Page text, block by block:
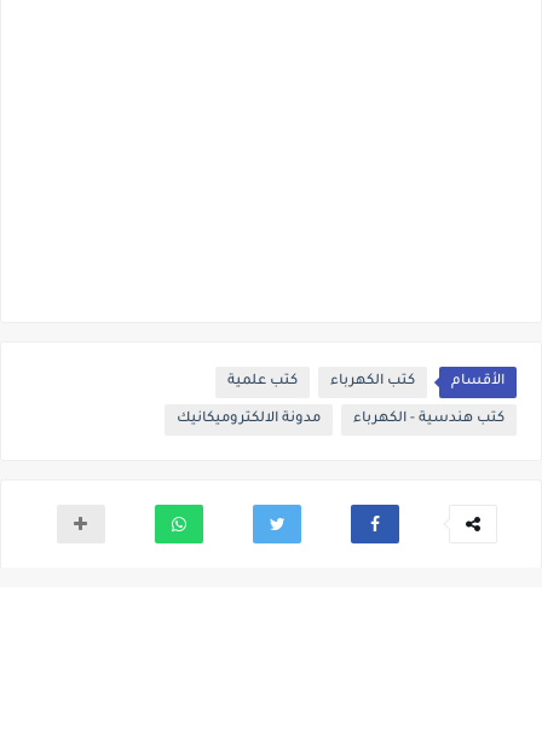
الأقسام كتب الكهرباء كتب علمية
كتب هندسية - الكهرباء مدونة الالكتروميكانيك